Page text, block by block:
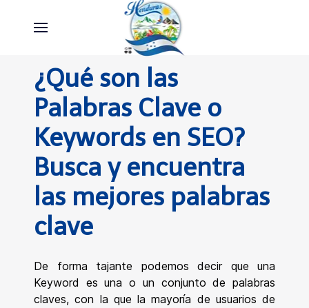
¿Qué son las
Palabras Clave o
Keywords en SEO?
Busca y encuentra
las mejores palabras
clave
De forma tajante podemos decir que una
Keyword es una o un conjunto de palabras
claves, con la que la mayoría de usuarios de